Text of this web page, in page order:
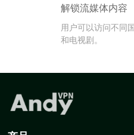
解锁流媒体内容
用户可以访问不同
和电视剧。